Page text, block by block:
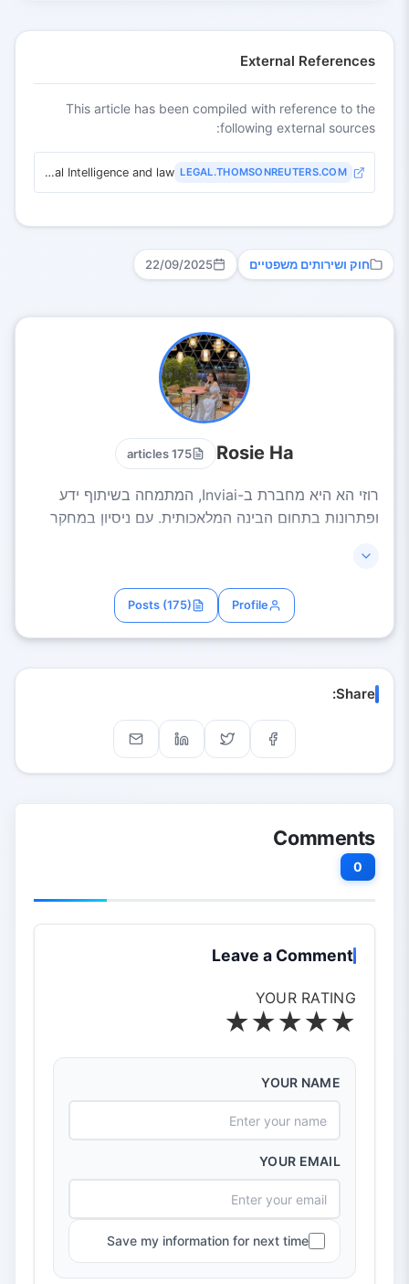
External References
This article has been compiled with reference to the
following external sources:
LEGAL.THOMSONREUTERS.COM
Artificial Intelligence and law
חוק ושירותים משפטיים 22/09/2025
Rosie Ha
175 articles
רוזי הא היא מחברת ב-Inviai, המתמחה בשיתוף ידע
ופתרונות בתחום הבינה המלאכותית. עם ניסיון במחקר
ואוטומציה, רוזי הא מציעה מאמרים ברורים, מעשיים
ומעוררי השראה. המשימה של רוזי הא היא לסייע לכל
אחד לנצל את הבינה המלאכותית בצורה יעילה לשיפור
Profile
Posts (175)
Share:
Comments
0
Leave a Comment
YOUR RATING
★
★
★
★
★
YOUR NAME
YOUR EMAIL
Save my information for next time